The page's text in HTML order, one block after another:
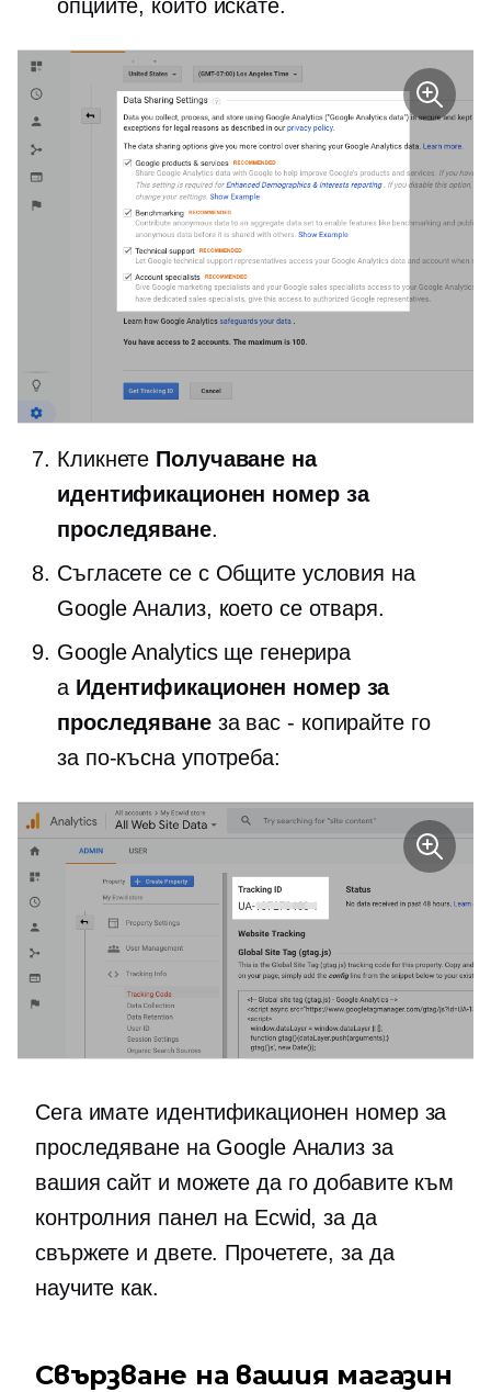
опциите, които искате.
Кликнете Получаване на
идентификационен номер за
проследяване.
Съгласете се с Общите условия на
Google Анализ, което се отваря.
Google Analytics ще генерира
a Идентификационен номер за
проследяванеза вас - копирайте го
за по-късна употреба:
Сега имате идентификационен номер за
проследяване на Google Анализ за
вашия сайт и можете да го добавите към
контролния панел на Ecwid, за да
свържете и двете. Прочетете, за да
научите как.
Свързване на вашия магазин